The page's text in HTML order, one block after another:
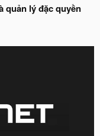
quản lý đặc quyền